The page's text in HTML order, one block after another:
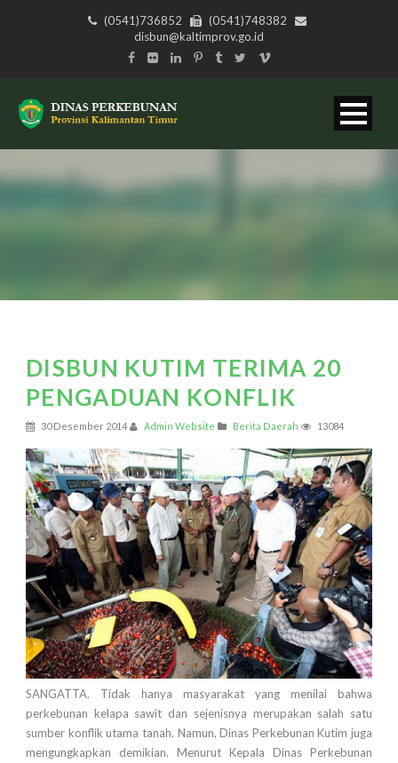
(0541)736852
(0541)748382
disbun@kaltimprov.go.id
DISBUN KUTIM TERIMA 20
PENGADUAN KONFLIK
30 Desember 2014 Admin Website Berita Daerah 13084
SANGATTA. Tidak hanya masyarakat yang menilai bahwa
perkebunan kelapa sawit dan sejenisnya merupakan salah satu
sumber konflik utama tanah. Namun, Dinas Perkebunan Kutim juga
mengungkapkan demikian. Menurut Kepala Dinas Perkebunan